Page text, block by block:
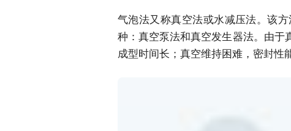
气泡法又称真空法或水减压法。该
种：真空泵法和真空发生器法。由于
成型时间长；真空维持困难，密封性